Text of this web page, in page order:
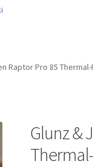
Raptor Pro 85
Glunz &